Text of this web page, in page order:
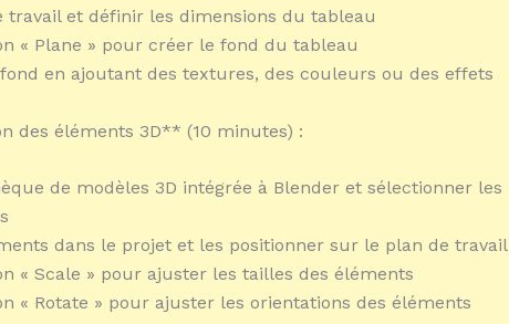
et définir les dimensions du tableau
« Plane » pour créer le fond du tableau
en ajoutant des textures, des couleurs ou des effets
des éléments 3D** (10 minutes) :
de modèles 3D intégrée à Blender et sélectionner les
dans le projet et les positionner sur le plan de travail
« Scale » pour ajuster les tailles des éléments
« Rotate » pour ajuster les orientations des éléments